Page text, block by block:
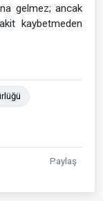
gelmez; ancak
kaybetmeden
Paylaş